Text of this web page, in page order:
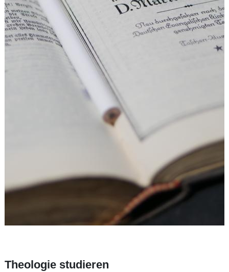
Theologie studieren